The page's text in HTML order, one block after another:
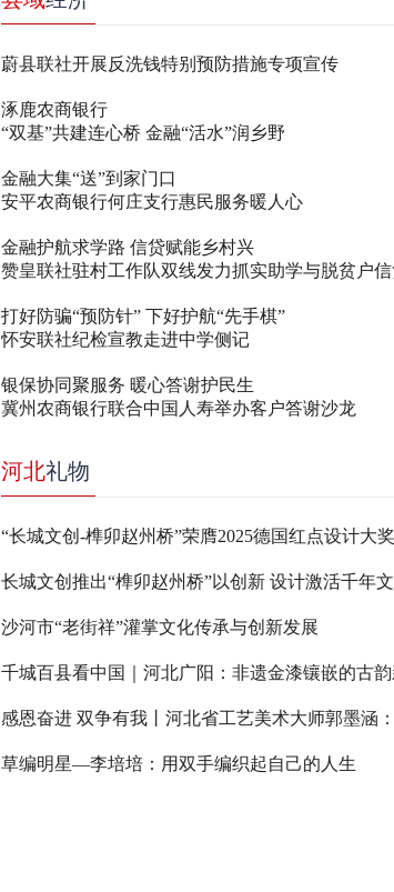
蔚县联社开展反洗钱特别预防措施专项宣传
涿鹿农商银行
“双基”共建连心桥 金融“活水”润乡野
金融大集“送”到家门口
安平农商银行何庄支行惠民服务暖人心
金融护航求学路 信贷赋能乡村兴
赞皇联社驻村工作队双线发力抓实助学与脱贫户
打好防骗“预防针” 下好护航“先手棋”
怀安联社纪检宣教走进中学侧记
银保协同聚服务 暖心答谢护民生
冀州农商银行联合中国人寿举办客户答谢沙龙
河北礼物
“长城文创-榫卯赵州桥”荣膺2025德国红点设计大奖
长城文创推出“榫卯赵州桥”以创新 设计激活千年
沙河市“老街祥”灌掌文化传承与创新发展
千城百县看中国｜河北广阳：非遗金漆镶嵌的古
草编明星—李培培：用双手编织起自己的人生